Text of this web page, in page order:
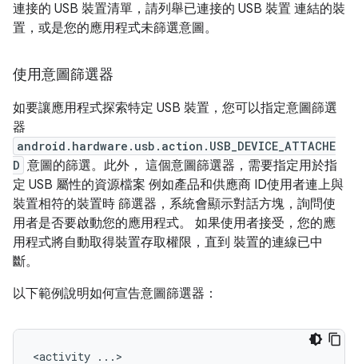
連接的 USB 裝置清單，請列舉已連接的 USB 裝置 連結的裝
置，或是您的應用程式未篩選意圖。
使用意圖篩選器
如要讓應用程式探索特定 USB 裝置，您可以指定意圖篩選
器
android.hardware.usb.action.USB_DEVICE_ATTACHE
D 意圖的篩選。此外， 這個意圖篩選器，需要指定用於指
定 USB 屬性的資源檔案 例如產品和供應商 ID使用者連上與
裝置相符的裝置時 篩選器，系統會顯示對話方塊，詢問使
用者是否要啟動您的應用程式。 如果使用者接受，您的應
用程式將自動取得裝置存取權限，直到 裝置的連線已中
斷。
以下範例說明如何宣告意圖篩選器：
<activity ...>